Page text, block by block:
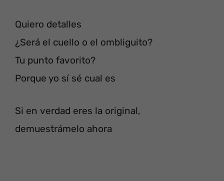
Quiero detalles
¿Será el cuello o el ombliguito?
Tu punto favorito?
Porque yo sí sé cual es
Si en verdad eres la original,
demuestrámelo ahora